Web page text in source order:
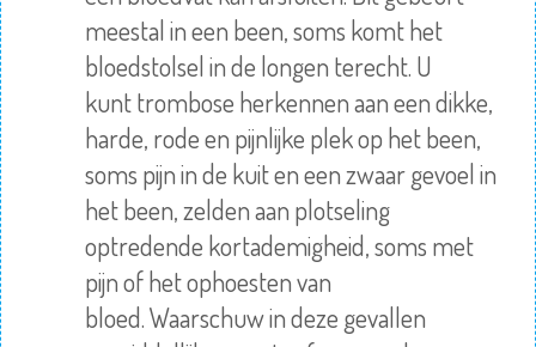
meestal in een been, soms komt het
bloedstolsel in de longen terecht. U
kunttrombose herkennen aan een dikke,
harde, rode en pijnlijke plek op het been,
soms pijn in de kuit en een zwaar gevoel in
het been, zelden aan plotseling
optredende kortademigheid, soms met
pijn of het ophoesten van
bloed.Waarschuwin deze gevallen